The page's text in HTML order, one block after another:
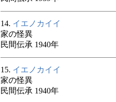
14. イエノカイイ
家の怪異
民間伝承 1940年
15. イエノカイイ
家の怪異
民間伝承 1940年